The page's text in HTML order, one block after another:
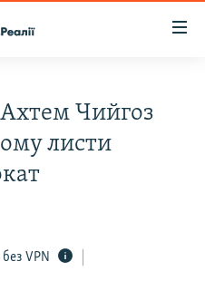
Чийгоз
листи
VPN